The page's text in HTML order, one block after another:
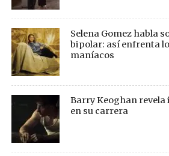
Selena Gomez habla
bipolar: así enfrenta
maníacos
Barry Keoghan
en su carrera